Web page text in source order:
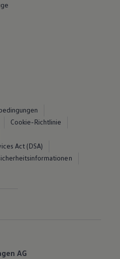
Cookie-Richtlinie
Act (DSA)
AG